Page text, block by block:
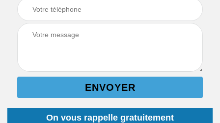
On vous rappelle gratuitement